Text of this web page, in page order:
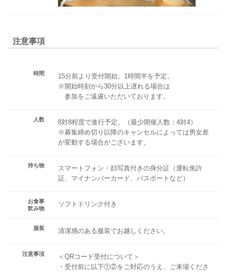
注意事項
時間
15分前より受付開始。1時間半を予定。
※開始時刻から30分以上遅れる場合は
参加をご遠慮いただいております。
人数
8対8程度で進行予定。（最少開催人数：4対4）
※募集締め切り以降のキャンセルによっては男女差
が変動する場合がございます。
持ち物
スマートフォン・顔写真付きの身分証（運転免許
証、マイナンバーカード、パスポートなど）
お食事
飲み物
ソフトドリンク付き
服装 清潔感のある服装でお越しください。
注意事項
＜QRコード受付について＞
・受付前に以下①②をご対応のうえ、ご来場くださ